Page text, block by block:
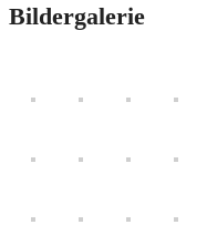
Bildergalerie